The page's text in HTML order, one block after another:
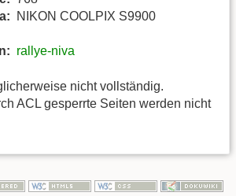
NIKON COOLPIX S9900
rallye-niva
nicht vollständig.
ACL gesperrte Seiten werden nicht